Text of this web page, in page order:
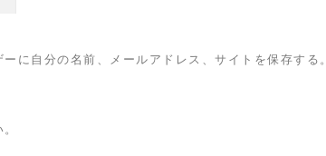
に自分の名前、メールアドレス、サイトを保存する。